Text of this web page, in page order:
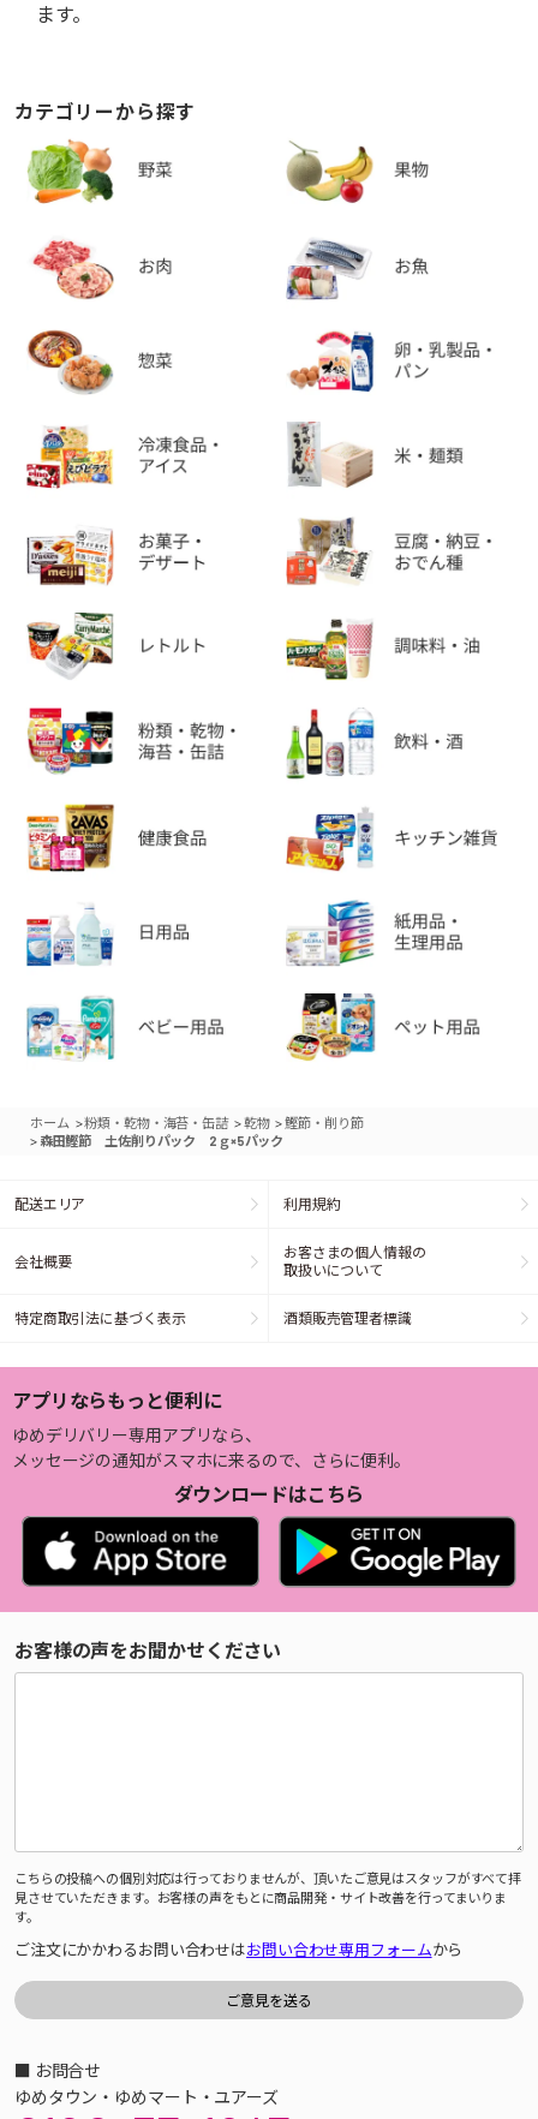
ます。
カテゴリーから探す
ホーム >粉類・乾物・海苔・缶詰 >乾物 >鰹節・削り節
> 森田鰹節 土佐削りパック 2ｇ×5パック
配送エリア 利用規約
会社概要
お客さまの個人情報の
取扱いについて
特定商取引法に基づく表示 酒類販売管理者標識
アプリならもっと便利に
ゆめデリバリー専用アプリなら、
メッセージの通知がスマホに来るので、さらに便利。
ダウンロードはこちら
お客様の声をお聞かせください
こちらの投稿への個別対応は行っておりませんが、頂いたご意見はスタッフがすべて拝
見させていただきます。お客様の声をもとに商品開発・サイト改善を行ってまいりま
す。
ご注文にかかわるお問い合わせはお問い合わせ専用フォームから
■ お問合せ
ゆめタウン・ゆめマート・ユアーズ